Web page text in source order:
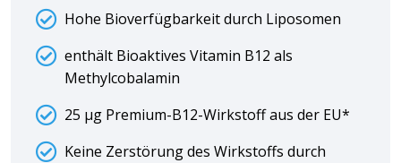
Hohe Bioverfügbarkeit durch Liposomen
enthält Bioaktives Vitamin B12 als
Methylcobalamin
25 µg Premium-B12-Wirkstoff aus der EU*
Keine Zerstörung des Wirkstoffs durch